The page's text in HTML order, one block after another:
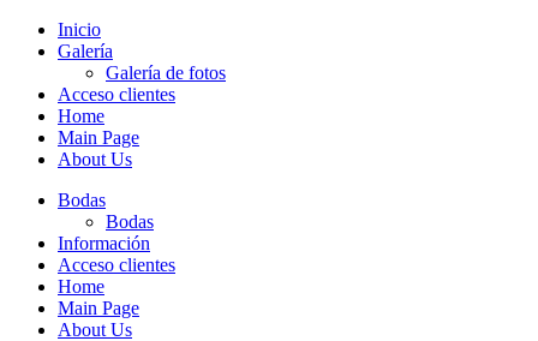
Inicio
Galería
Galería de fotos
Acceso clientes
Home
Main Page
About Us
Bodas
Bodas
Información
Acceso clientes
Home
Main Page
About Us